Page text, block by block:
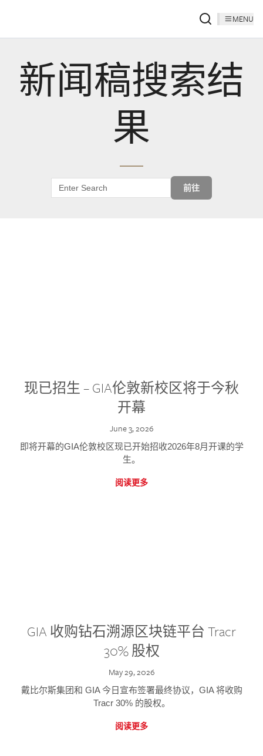
MENU
新闻稿搜索结
果
前往
现已招生 – GIA伦敦新校区将于今秋
开幕
June 3, 2026
即将开幕的GIA伦敦校区现已开始招收2026年8月开课的学
生。
阅读更多
GIA 收购钻石溯源区块链平台 Tracr
30% 股权
May 29, 2026
戴比尔斯集团和 GIA 今日宣布签署最终协议，GIA 将收购
Tracr 30% 的股权。
阅读更多